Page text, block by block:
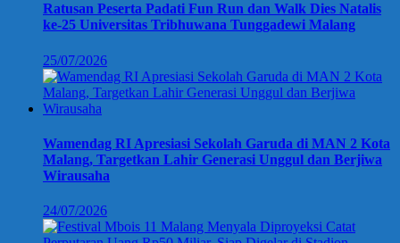
Ratusan Peserta Padati Fun Run dan Walk Dies Natalis
ke-25 Universitas Tribhuwana Tunggadewi Malang
25/07/2026
Wamendag RI Apresiasi Sekolah Garuda di MAN 2 Kota
Malang, Targetkan Lahir Generasi Unggul dan Berjiwa
Wirausaha
24/07/2026